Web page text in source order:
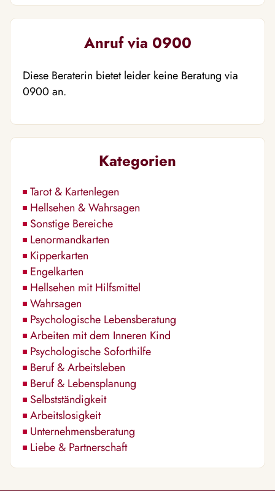
Anruf via 0900
Diese Beraterin bietet leider keine Beratung via
0900 an.
Kategorien
Tarot & Kartenlegen
Hellsehen & Wahrsagen
Sonstige Bereiche
Lenormandkarten
Kipperkarten
Engelkarten
Hellsehen mit Hilfsmittel
Wahrsagen
Psychologische Lebensberatung
Arbeiten mit dem Inneren Kind
Psychologische Soforthilfe
Beruf & Arbeitsleben
Beruf & Lebensplanung
Selbstständigkeit
Arbeitslosigkeit
Unternehmensberatung
Liebe & Partnerschaft